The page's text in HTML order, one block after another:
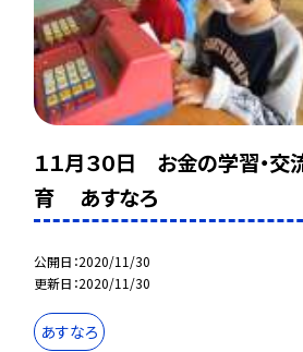
１１月３０日 お金の学習・交
育 あすなろ
公開日 2020/11/30
更新日 2020/11/30
あすなろ